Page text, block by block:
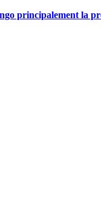
principalement la